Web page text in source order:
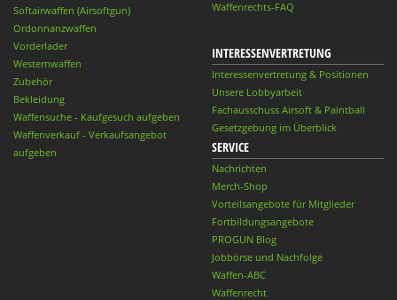
Softairwaffen (Airsoftgun)
Ordonnanzwaffen
Vorderlader
Westernwaffen
Zubehör
Bekleidung
Waffensuche - Kaufgesuch aufgeben
Waffenverkauf - Verkaufsangebot
aufgeben
Waffenrechts-FAQ
INTERESSENVERTRETUNG
Interessenvertretung & Positionen
Unsere Lobbyarbeit
Fachausschuss Airsoft & Paintball
Gesetzgebung im Überblick
SERVICE
Nachrichten
Merch-Shop
Vorteilsangebote für Mitglieder
Fortbildungsangebote
PROGUN Blog
Jobbörse und Nachfolge
Waffen-ABC
Waffenrecht